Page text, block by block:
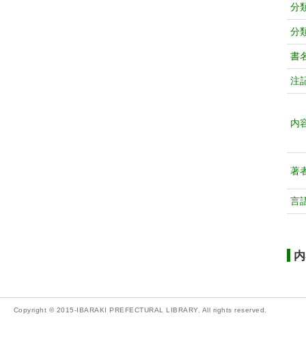
分
分
書
注
内
著
言
Copyright © 2015-IBARAKI PREFECTURAL LIBRARY. All rights reserved.